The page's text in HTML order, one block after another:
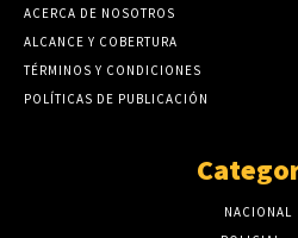
ACERCA DE NOSOTROS
ALCANCE Y COBERTURA
TÉRMINOS Y CONDICIONES
POLÍTICAS DE PUBLICACIÓN
NACIONAL